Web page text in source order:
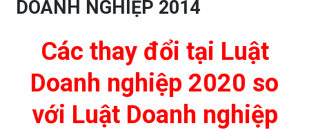
DOANH NGHIỆP 2014
Các thay đổi tại Luật
Doanh nghiệp 2020 so
với Luật Doanh nghiệp